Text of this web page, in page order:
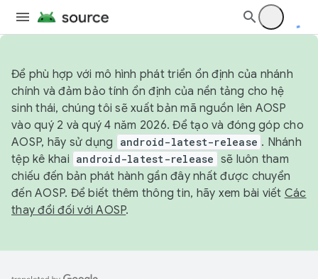
Để phù hợp với mô hình phát triển ổn định của nhánh
chính và đảm bảo tính ổn định của nền tảng cho hệ
sinh thái, chúng tôi sẽ xuất bản mã nguồn lên AOSP
vào quý 2 và quý 4 năm 2026. Để tạo và đóng góp cho
AOSP, hãy sử dụng
android-latest-release . Nhánh
tệp kê khai android-latest-release sẽ luôn tham
chiếu đến bản phát hành gần đây nhất được chuyển
đến AOSP. Để biết thêm thông tin, hãy xem bài viết Các
thay đổi đối với AOSP.